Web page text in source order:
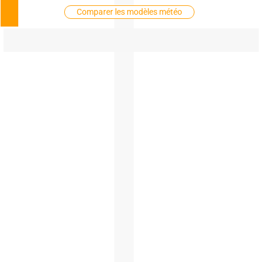
Comparer les modèles météo